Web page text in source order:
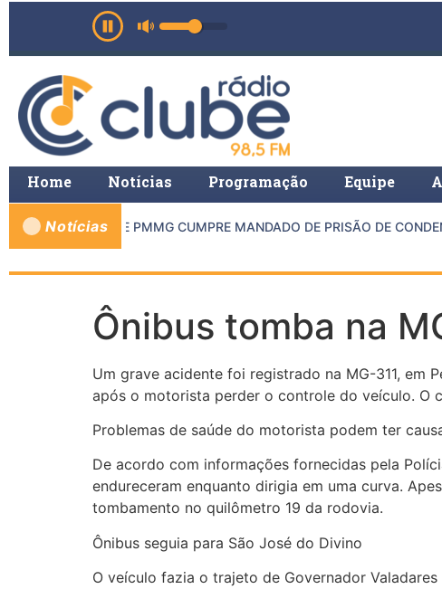
Home Notícias Programação Equipe
Notícias
DE INHAPIM E PMMG CUMPRE MANDADO DE PRISÃO DE
Ônibus tomba na
Um grave acidente foi registrado na MG-311, em
após o motorista perder o controle do veículo. O
Problemas de saúde do motorista podem ter
De acordo com informações fornecidas pela
endureceram enquanto dirigia em uma curva.
tombamento no quilômetro 19 da rodovia.
Ônibus seguia para São José do Divino
O veículo fazia o trajeto de Governador